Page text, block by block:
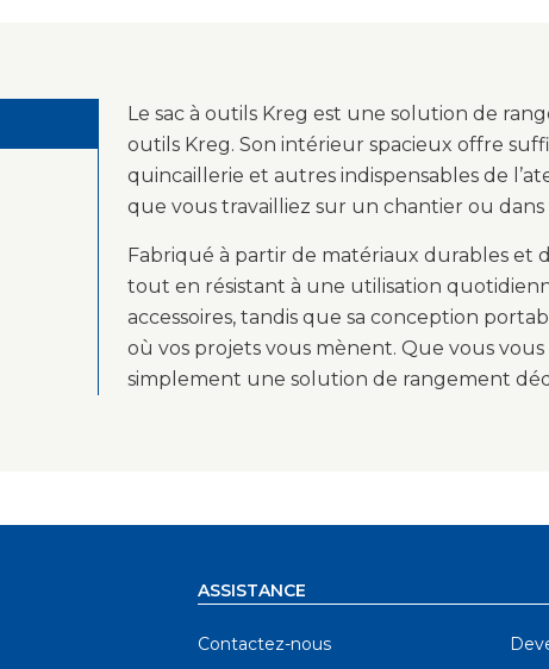
Le sac à outils Kreg est une solution de
outils Kreg. Son intérieur spacieux offre
quincaillerie et autres indispensables de
que vous travailliez sur un chantier ou
Fabriqué à partir de matériaux durables et
tout en résistant à une utilisation
accessoires, tandis que sa conception
où vos projets vous mènent. Que vous
simplement une solution de rangement
ASSISTANCE
Contactez-nous